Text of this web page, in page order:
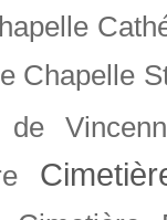
Chapelle
de